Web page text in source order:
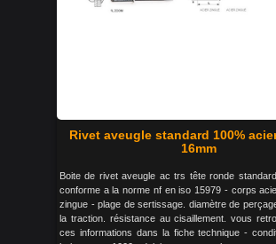
Rivet aveugle standard 100%
16mm
Boite de rivet aveugle ac trs tête ronde
conforme a la norme nf en iso 15979 - corps
zingue - plage de sertissage. diamètre de
la traction. résistance au cisaillement. vous
ces informations dans la fiche technique -